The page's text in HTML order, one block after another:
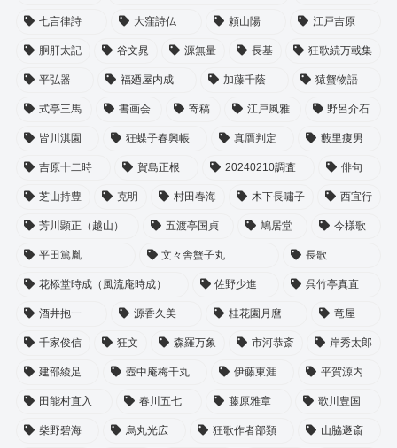
七言律詩 大窪詩仏 頼山陽 江戸吉原
胴肝太記 谷文晁 源無量 長基 狂歌続万載集
平弘器 福廼屋内成 加藤千蔭 猿蟹物語
式亭三馬 書画会 寄稿 江戸風雅 野呂介石
皆川淇園 狂蝶子春興帳 真贋判定 藪里痩男
吉原十二時 賀島正根 20240210調査 俳句
芝山持豊 克明 村田春海 木下長嘯子 西宜行
芳川顕正（越山） 五渡亭国貞 鳩居堂 今様歌
平田篤胤 文々舎蟹子丸 長歌
花㮇堂時成（風流庵時成） 佐野少進 呉竹亭真直
酒井抱一 源香久美 桂花園月麿 竜屋
千家俊信 狂文 森羅万象 市河恭斎 岸秀太郎
建部綾足 壺中庵梅干丸 伊藤東涯 平賀源内
田能村直入 春川五七 藤原雅章 歌川豊国
柴野碧海 烏丸光広 狂歌作者部類 山脇遯斎